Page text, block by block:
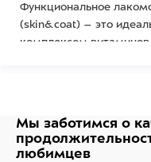
Функциональное
(skin&coat) – это
комплексом
кожного покрова.
состав полезной
Мы заботимся о
любимцев